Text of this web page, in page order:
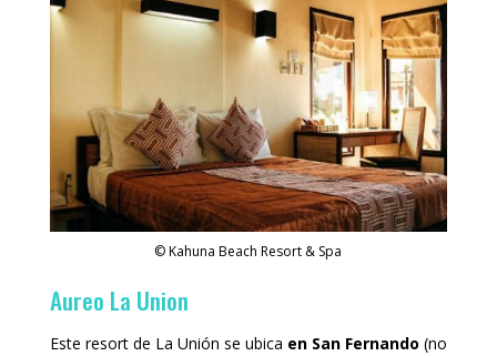
© Kahuna Beach Resort & Spa
Aureo La Union
Este resort de La Unión se ubica en San Fernando (no